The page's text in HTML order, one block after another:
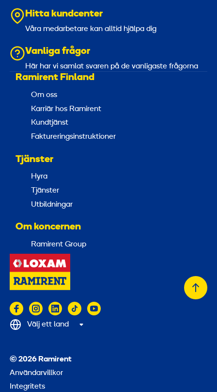
Hitta kundcenter
Våra medarbetare kan alltid hjälpa dig
Vanliga frågor
Här har vi samlat svaren på de vanligaste frågorna
Ramirent Finland
Om oss
Karriär hos Ramirent
Kundtjänst
Faktureringsinstruktioner
Tjänster
Hyra
Tjänster
Utbildningar
Om koncernen
Ramirent Group
© 2026 Ramirent
Användarvillkor
Integritets
Välj ett land